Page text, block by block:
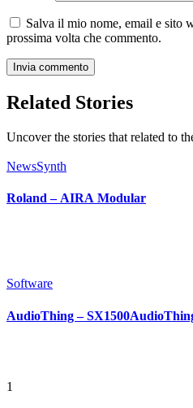
Salva il mio nome, email e sito
prossima volta che commento.
Related Stories
Uncover the stories that related to
NewsSynth
Roland – AIRA Modular
Software
AudioThing –
1